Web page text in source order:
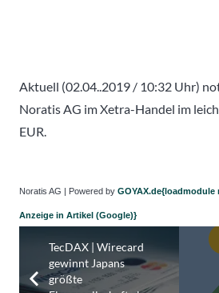
Aktuell (02.04..2019 / 10:32 Uhr)
Noratis AG im Xetra-Handel im
EUR.
Noratis AG | Powered by
Anzeige in Artikel (Google)}
TecDAX | Wirecard
gewinnt Japans
größte